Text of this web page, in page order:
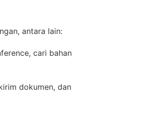
antara lain:
cari bahan
dokumen, dan